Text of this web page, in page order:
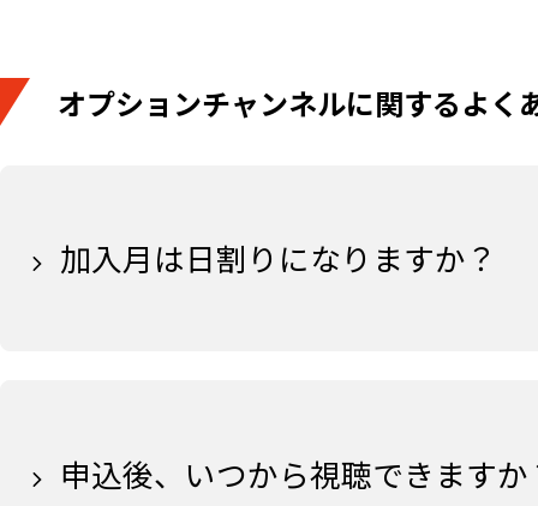
オプションチャンネルに関するよく
加入月は日割りになりますか？
申込後、いつから視聴できますか